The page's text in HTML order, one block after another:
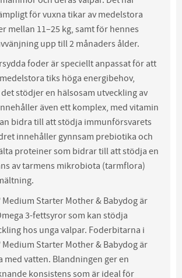
för vuxna tikar av medelstora
mellan 11–25 kg, samt för hennes
upp till 2 månaders ålder.
foder är speciellt anpassat för att
tiks höga energibehov,
stödjer en hälsosam utveckling av
även ett komplex, med vitamin
bidra till att stödja immunförsvarets
innehåller gynnsam prebiotika och
proteiner som bidrar till att stödja en
av tarmens mikrobiota (tarmflora)
Medium Starter Mother & Babydog är
3-fettsyror som kan stödja
hos unga valpar. Foderbitarna i
Medium Starter Mother & Babydog är
med vatten. Blandningen ger en
konsistens som är ideal för